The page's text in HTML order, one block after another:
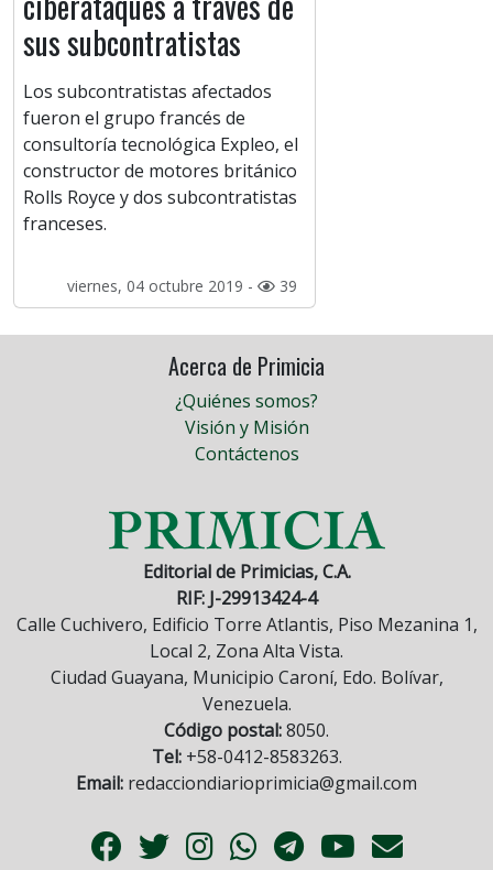
sus subcontratistas
Los subcontratistas afectados
fueron el grupo francés de
consultoría tecnológica Expleo, el
constructor de motores británico
Rolls Royce y dos subcontratistas
franceses.
viernes, 04 octubre 2019 - 39
Acerca de Primicia
¿Quiénes somos?
Visión y Misión
Contáctenos
Editorial de Primicias, C.A.
RIF: J-29913424-4
Calle Cuchivero, Edificio Torre Atlantis, Piso Mezanina 1,
Local 2, Zona Alta Vista.
Ciudad Guayana, Municipio Caroní, Edo. Bolívar,
Venezuela.
Código postal:8050.
Tel:+58-0412-8583263.
Email: redacciondiarioprimicia@gmail.com